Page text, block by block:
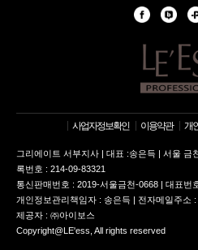
사업자정보확인 이용약관 개
그리에이트 서부지사 | 대표 :송은득 | 서울 금
록번호 : 214-09-83321
통신판매번호 : 2019-서울금천-0668 | 대표번
개인정보관리책임자 : 송은득 | 전자메일주소
제공자 : ㈜아이보스
Copyright@LE'ess, All rights reserved